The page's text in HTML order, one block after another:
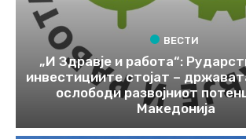
ВЕСТИ
„И Здравје и работа“:
инвестициите стојат –
ослободи развојниот
Македонија